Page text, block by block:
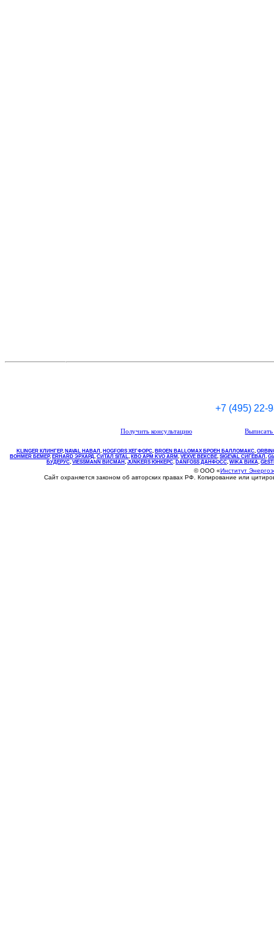
+7 (495) 22-
Получить консультацию
KLINGER КЛИНГЕР, NAVAL НАВАЛ , НOGFORS ХЕГФОРС, BROEN BALLOMAX БРОЕН БАЛЛОМАКС,
BOHMER БЕМЕР, ERHARD ЭРХАРД, СИТАЛ SITAL, КВО АРМ KVO ARM, VEXVE ВЕКСВЕ, SIGEVAL СИГЕВАЛ ,
БУДЕРУС, VIESSMANN ВИСМАН , JUNKERS ЮНКЕРС. DANFOSS ДАНФОСС, WIKA ВИКА,
© ООО «Институт
Сайт охраняется законом об авторских правах РФ. Копирование или